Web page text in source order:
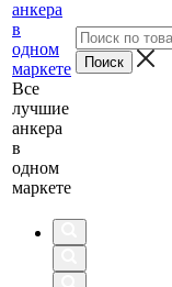
Все
лучшие
анкера
в
одном
маркете